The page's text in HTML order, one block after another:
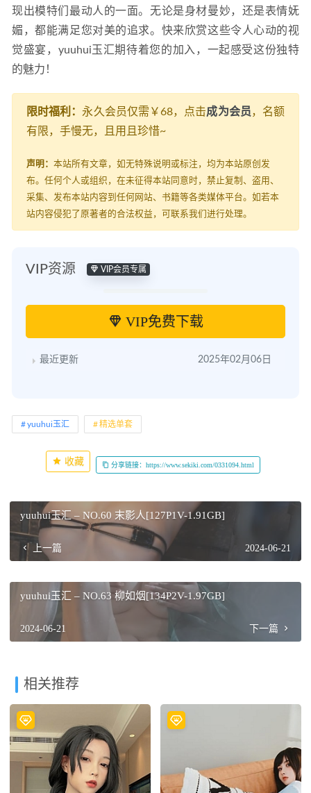
现出模特们最动人的一面。无论是身材曼妙，还是表情妩
媚，都能满足您对美的追求。快来欣赏这些令人心动的视
觉盛宴，yuuhui玉汇期待着您的加入，一起感受这份独特
的魅力！
限时福利： 永久会员仅需￥68，点击成为会员，名额
有限，手慢无，且用且珍惜~
声明： 本站所有文章，如无特殊说明或标注，均为本站原创发
布。任何个人或组织，在未征得本站同意时，禁止复制、盗用、
采集、发布本站内容到任何网站、书籍等各类媒体平台。如若本
站内容侵犯了原著者的合法权益，可联系我们进行处理。
VIP资源 VIP会员专属
VIP免费下载
最近更新 2025年02月06日
yuuhui玉汇 精选单套
收藏 分享链接：https://www.sekiki.com/0331094.html
yuuhui玉汇 – NO.60 末影人[127P1V-1.91GB]
上一篇 2024-06-21
yuuhui玉汇 – NO.63 柳如烟[134P2V-1.97GB]
2024-06-21 下一篇
相关推荐